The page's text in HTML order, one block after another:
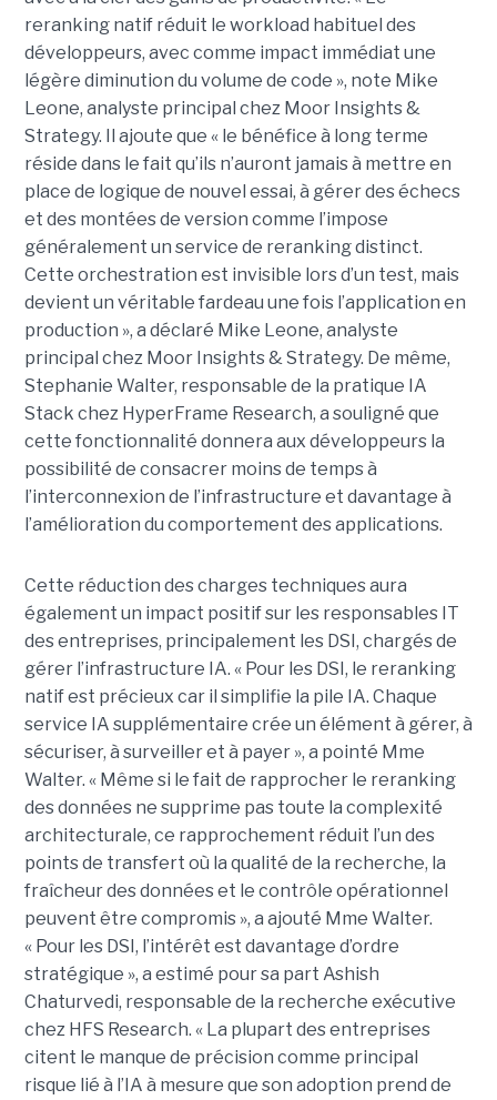
reranking natif réduit le workload habituel des
développeurs, avec comme impact immédiat une
légère diminution du volume de code », note Mike
Leone, analyste principal chez Moor Insights &
Strategy. Il ajoute que « le bénéfice à long terme
réside dans le fait qu’ils n’auront jamais à mettre en
place de logique de nouvel essai, à gérer des échecs
et des montées de version comme l’impose
généralement un service de reranking distinct.
Cette orchestration est invisible lors d’un test, mais
devient un véritable fardeau une fois l’application en
production », a déclaré Mike Leone, analyste
principal chez Moor Insights & Strategy. De même,
Stephanie Walter, responsable de la pratique IA
Stack chez HyperFrame Research, a souligné que
cette fonctionnalité donnera aux développeurs la
possibilité de consacrer moins de temps à
l’interconnexion de l’infrastructure et davantage à
l’amélioration du comportement des applications.
Cette réduction des charges techniques aura
également un impact positif sur les responsables IT
des entreprises, principalement les DSI, chargés de
gérer l’infrastructure IA. « Pour les DSI, le reranking
natif est précieux car il simplifie la pile IA. Chaque
service IA supplémentaire crée un élément à gérer, à
sécuriser, à surveiller et à payer », a pointé Mme
Walter. « Même si le fait de rapprocher le reranking
des données ne supprime pas toute la complexité
architecturale, ce rapprochement réduit l’un des
points de transfert où la qualité de la recherche, la
fraîcheur des données et le contrôle opérationnel
peuvent être compromis », a ajouté Mme Walter.
« Pour les DSI, l’intérêt est davantage d’ordre
stratégique », a estimé pour sa part Ashish
Chaturvedi, responsable de la recherche exécutive
chez HFS Research. « La plupart des entreprises
citent le manque de précision comme principal
risque lié à l’IA à mesure que son adoption prend de